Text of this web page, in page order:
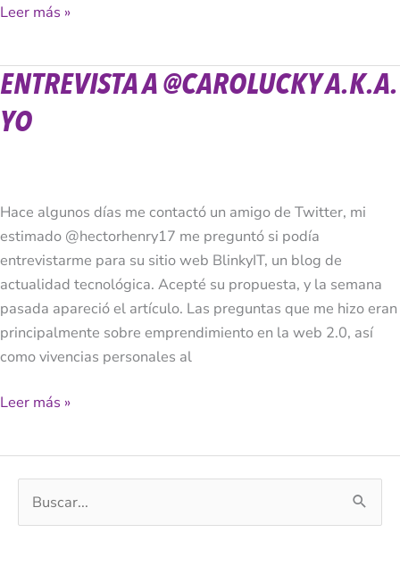
Leer más »
ENTREVISTA A @CAROLUCKY A.K.A.
YO
Hace algunos días me contactó un amigo de Twitter, mi
estimado @hectorhenry17 me preguntó si podía
entrevistarme para su sitio web BlinkyIT, un blog de
actualidad tecnológica. Acepté su propuesta, y la semana
pasada apareció el artículo. Las preguntas que me hizo eran
principalmente sobre emprendimiento en la web 2.0, así
como vivencias personales al
Entrevista
@Carolucky
Leer más »
u